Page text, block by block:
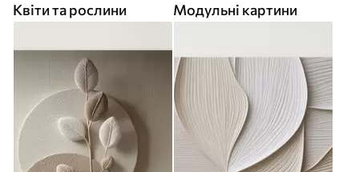
Квіти та рослини Модульні картини